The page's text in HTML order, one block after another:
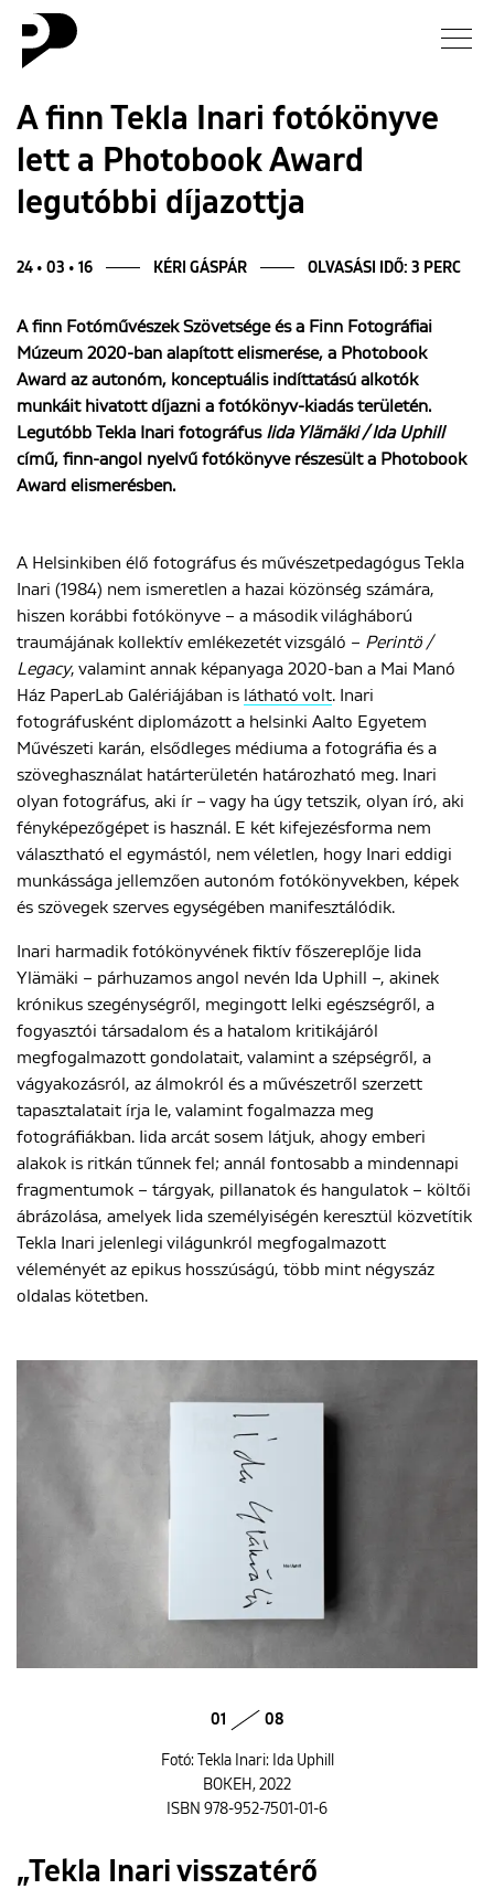
Hírek
Galéria
Blog
Rólunk
ENGLISH
A finn Tekla Inari fotókönyve
lett a Photobook Award
legutóbbi díjazottja
24 • 03 • 16 KÉRI GÁSPÁR OLVASÁSI IDŐ: 3 PERC
A finn Fotóművészek Szövetsége és a Finn Fotográfiai
Múzeum 2020-ban alapított elismerése, a Photobook
Award az autonóm, konceptuális indíttatású alkotók
munkáit hivatott díjazni a fotókönyv-kiadás területén.
Legutóbb Tekla Inari fotográfus Iida Ylämäki / Ida Uphill
című, finn-angol nyelvű fotókönyve részesült a Photobook
Award elismerésben.
A Helsinkiben élő fotográfus és művészetpedagógus Tekla
Inari (1984) nem ismeretlen a hazai közönség számára,
hiszen korábbi fotókönyve – a második világháború
traumájának kollektív emlékezetét vizsgáló – Perintö /
Legacy, valamint annak képanyaga 2020-ban a Mai Manó
Ház PaperLab Galériájában is látható volt. Inari
fotográfusként diplomázott a helsinki Aalto Egyetem
Művészeti karán, elsődleges médiuma a fotográfia és a
szöveghasználat határterületén határozható meg. Inari
olyan fotográfus, aki ír – vagy ha úgy tetszik, olyan író, aki
fényképezőgépet is használ. E két kifejezésforma nem
választható el egymástól, nem véletlen, hogy Inari eddigi
munkássága jellemzően autonóm fotókönyvekben, képek
és szövegek szerves egységében manifesztálódik.
Inari harmadik fotókönyvének fiktív főszereplője Iida
Ylämäki – párhuzamos angol nevén Ida Uphill –, akinek
krónikus szegénységről, megingott lelki egészségről, a
fogyasztói társadalom és a hatalom kritikájáról
megfogalmazott gondolatait, valamint a szépségről, a
vágyakozásról, az álmokról és a művészetről szerzett
tapasztalatait írja le, valamint fogalmazza meg
fotográfiákban. Iida arcát sosem látjuk, ahogy emberi
alakok is ritkán tűnnek fel; annál fontosabb a mindennapi
fragmentumok – tárgyak, pillanatok és hangulatok – költői
ábrázolása, amelyek Iida személyiségén keresztül közvetítik
Tekla Inari jelenlegi világunkról megfogalmazott
véleményét az epikus hosszúságú, több mint négyszáz
oldalas kötetben.
01 08
Fotó: Tekla Inari: Ida Uphill
BOKEH, 2022
ISBN 978-952-7501-01-6
„Tekla Inari visszatérő